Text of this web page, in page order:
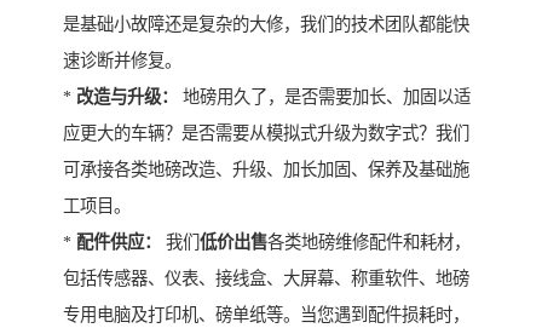
是基础小故障还是复杂的大修，我们的技术团队都能快
速诊断并修复。
* 改造与升级：
地磅用久了，是否需要加长、加固以适
应更大的车辆？是否需要从模拟式升级为数字式？我们
可承接各类地磅改造、升级、加长加固、保养及基础施
工项目。
* 配件供应： 我们 低价出售各类地磅维修配件和耗材，
包括传感器、仪表、接线盒、大屏幕、称重软件、地磅
专用电脑及打印机、磅单纸等。当您遇到配件损耗时，